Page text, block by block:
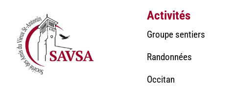
Activités
Groupe sentiers
Randonnées
Occitan